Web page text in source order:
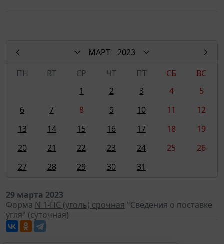
МАРТ
2023
ПН
ВТ СР ЧТ ПТ СБ
ВС
1
2 3 4
5
6
7 8 9 10 11
12
13
14 15 16 17 18
19
20
21 22 23 24 25
26
27
28 29 30 31
29 марта 2023
Форма N 1-ПС (уголь) срочная "Сведения о поставке
угля" (суточная)